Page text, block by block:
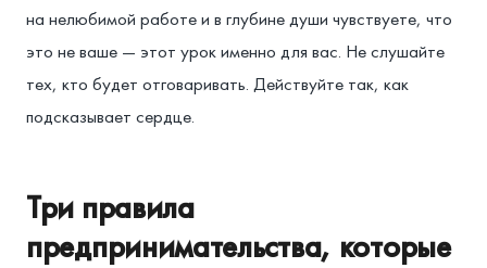
на нелюбимой работе и в глубине души чувствуете, что
это не ваше — этот урок именно для вас. Не слушайте
тех, кто будет отговаривать. Действуйте так, как
подсказывает сердце.
Три правила
предпринимательства, которые